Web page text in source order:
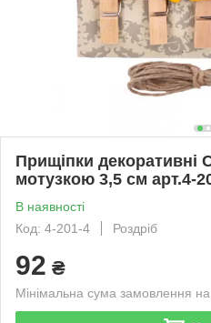
Прищіпки декоративні
мотузкою 3,5 см арт.4-
В наявності
Код: 4-201-4
Роздріб
92 ₴
Мінімальна сума замовлення